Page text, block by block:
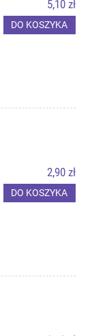
5,10 zł
DO KOSZYKA
2,90 zł
DO KOSZYKA